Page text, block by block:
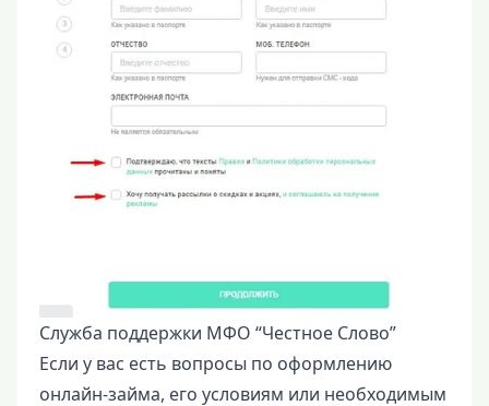
Служба поддержки МФО “Честное Слово”
Если у вас есть вопросы по оформлению
онлайн-займа, его условиям или необходимым